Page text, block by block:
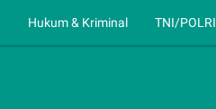
Hukum & Kriminal TNI/POLRI